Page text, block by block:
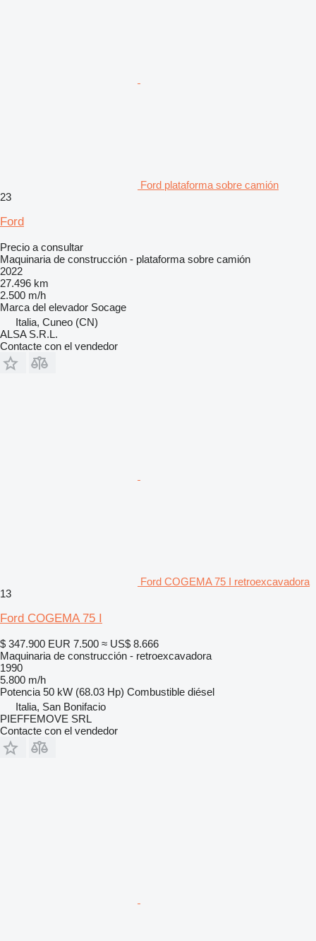
Ford plataforma sobre camión
23
Ford
Precio a consultar
Maquinaria de construcción - plataforma sobre camión
2022
27.496 km
2.500 m/h
Marca del elevador Socage
Italia, Cuneo (CN)
ALSA S.R.L.
Contacte con el vendedor
Ford COGEMA 75 I retroexcavadora
13
Ford COGEMA 75 I
$ 347.900 EUR 7.500 ≈ US$ 8.666
Maquinaria de construcción - retroexcavadora
1990
5.800 m/h
Potencia 50 kW (68.03 Hp) Combustible diésel
Italia, San Bonifacio
PIEFFEMOVE SRL
Contacte con el vendedor